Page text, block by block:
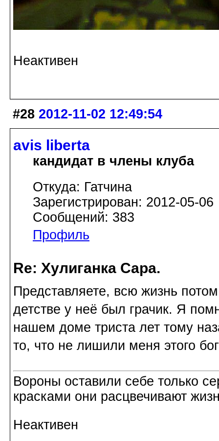
Неактивен
#28 2012-11-02 12:49:54
avis libertа
кандидат в члены клуба
Откуда: Гатчина
Зарегистрирован: 2012-05-06
Сообщений: 383
Профиль
Re: Хулиганка Сара.
Представляете, всю жизнь
детстве у неё был грачик. Я
нашем доме триста лет тому
то, что не лишили меня этого
Вороны оставили себе только
красками они расцвечивают
Неактивен